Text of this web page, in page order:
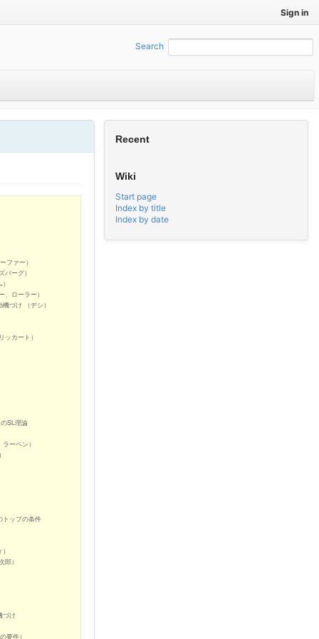
Sign in
Search
Recent
Wiki
Start page
Index by title
Index by date
ファー）
ーグ）
ローラー）
づけ （デシ）
ッカート）
SL理論
ーベン）
トップの条件
）
づけ
要件）